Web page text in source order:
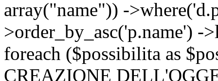
array("name")) -
>order_by_asc('p.name')
foreach ($possibilita as
CREAZIONE